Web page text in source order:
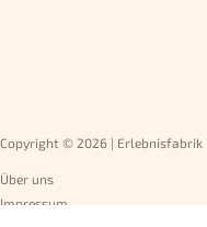
Copyright © 2026 | Erlebnisfabrik
Über uns
Impressum